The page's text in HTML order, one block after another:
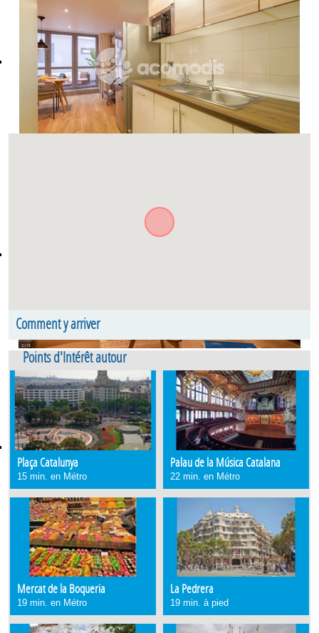
Comment y arriver
Verdi. Étage 1. Grácia Grácia Barcelona
Points d'Intérêt autour
Plaça Catalunya
15 min. en Métro
Palau de la Música Catalana
22 min. en Métro
Mercat de la Boqueria
19 min. en Métro
La Pedrera
19 min. à pied